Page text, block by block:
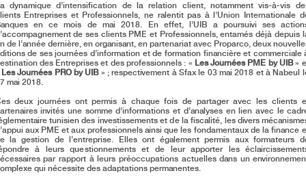
dynamique d’intensification de la relation client, notamment vis-à-vis
Entreprises et Professionnels, ne ralentit pas à l’Union Internationale
en ce mois de mai 2018. En effet, l’UIB a poursuivi ses
de ses clients PME et Professionnels, entamés déjà depuis
de l’année dernière, en organisant, en partenariat avec Proparco, deux
de ses journées d’information et de formation financière et commerciale
des Entreprises et des professionnels : « Les Journées PME by UIB»
Les Journées PRO by UIB» ; respectivement à Sfax le 03 mai 2018 et à Nabeul
mai 2018.
deux journées ont permis à chaque fois de partager avec les clients
invités une somme d’informations et d’analyses en lien avec le
tunisien des investissements et de la fiscalité, les divers
aux PME et aux professionnels ainsi que les fondamentaux de la finance
la gestion de l’entreprise. Elles ont également permis aux formateurs
à leurs questionnements et de leur apporter les
par rapport à leurs préoccupations actuelles dans un
qui nécessite des adaptations permanentes.